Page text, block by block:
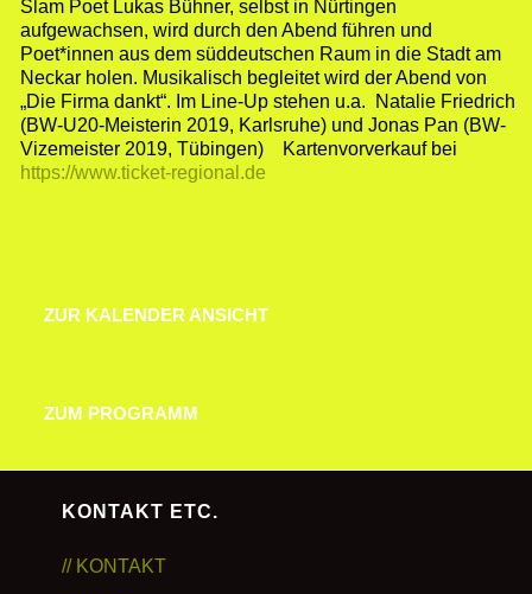
Slam Poet Lukas Bühner, selbst in Nürtingen
aufgewachsen, wird durch den Abend führen und
Poet*innen aus dem süddeutschen Raum in die Stadt am
Neckar holen. Musikalisch begleitet wird der Abend von
„Die Firma dankt“. Im Line-Up stehen u.a. Natalie Friedrich
(BW-U20-Meisterin 2019, Karlsruhe) und Jonas Pan (BW-
Vizemeister 2019, Tübingen)
Kartenvorverkauf bei
https://www.ticket-regional.de
ZUR KALENDER ANSICHT
ZUM PROGRAMM
KONTAKT ETC.
// KONTAKT